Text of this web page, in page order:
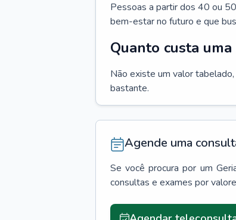
Pessoas a partir dos 40 ou
bem-estar no futuro e que
Quanto custa
Não existe um valor
bastante.
Agende uma
Se você procura por um
consultas e exames por